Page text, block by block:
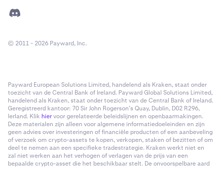
© 2011 - 2026 Payward, Inc.
Payward European Solutions Limited, handelend als Kraken, staat onder
toezicht van de Central Bank of Ireland. Payward Global Solutions Limited,
handelend als Kraken, staat onder toezicht van de Central Bank of Ireland.
Geregistreerd kantoor: 70 Sir John Rogerson’s Quay, Dublin, D02 R296,
Ierland. Klik hiervoor gerelateerde beleidslijnen en openbaarmakingen.
Deze materialen zijn alleen voor algemene informatiedoeleinden en zijn
geen advies over investeringen of financiële producten of een aanbeveling
of verzoek om crypto-assets te kopen, verkopen, staken of bezitten of om
deel te nemen aan een specifieke tradestrategie. Kraken werkt niet en
zal niet werken aan het verhogen of verlagen van de prijs van een
bepaalde crypto-asset die het beschikbaar stelt. De onvoorspelbare aard